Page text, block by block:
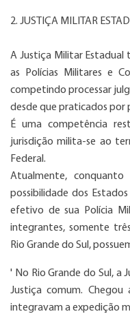
2. JUSTIÇA MILITAR
A Justiça Militar Estadual
as Polícias Militares e
competindo processar
desde que praticados por
É uma competência
jurisdição milita-se ao
Federal.
Atualmente,
possibilidade dos
efetivo de sua Polícia
integrantes, somente
Rio Grande do Sul,
' No Rio Grande do Sul, a
Justiça comum.
integravam a expedição